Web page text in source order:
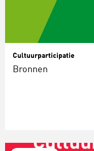
Cultuurparticipatie
Bronnen